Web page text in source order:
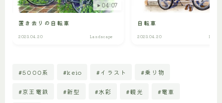
04:07
置き去りの自転車
2023.04.20 Landscape
自転車
2023.04.20
#5000系 #keio #イラスト #乗り物
#京王電鉄 #新型 #水彩 #観光 #電車